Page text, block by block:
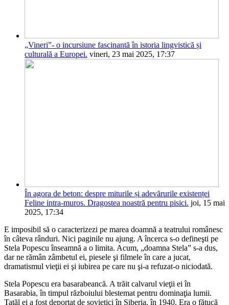
„Vineri”- o incursiune fascinantă în istoria lingvistică și
culturală a Europei. vineri, 23 mai 2025, 17:37
În agora de beton: despre miturile și adevărurile existenței
Feline intra-muros. Dragostea noastră pentru pisici. joi, 15 mai
2025, 17:34
E imposibil să o caracterizezi pe marea doamnă a teatrului românesc
în câteva rânduri. Nici paginile nu ajung. A încerca s-o defineşti pe
Stela Popescu înseamnă a o limita. Acum, „doamna Stela” s-a dus,
dar ne rămân zâmbetul ei, piesele şi filmele în care a jucat,
dramatismul vieţii ei şi iubirea pe care nu şi-a refuzat-o niciodată.
Stela Popescu era basarabeancă. A trăit calvarul vieţii ei în
Basarabia, în timpul războiului blestemat pentru dominaţia lumii.
Tatăl ei a fost deportat de sovietici în Siberia, în 1940. Era o fătucă